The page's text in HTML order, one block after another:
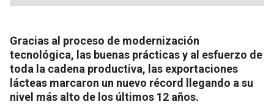
Gracias al proceso de modernización
tecnológica, las buenas prácticas y al esfuerzo de
toda la cadena productiva, las exportaciones
lácteas marcaron un nuevo récord llegando a su
nivel más alto de los últimos 12 años.